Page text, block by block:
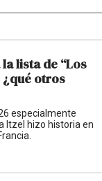
lista de “Los
¿qué otros
especialmente
Itzel hizo historia en